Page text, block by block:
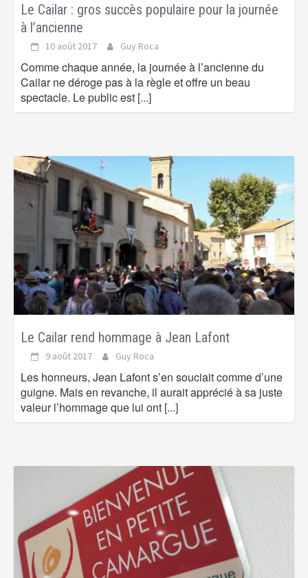
Le Cailar : gros succès populaire pour la journée
à l’ancienne
10 août 2017 Guy Roca
Comme chaque année, la journée à l’ancienne du
Cailar ne déroge pas à la règle et offre un beau
spectacle. Le public est [...]
Le Cailar rend hommage à Jean Lafont
9 août 2017 Guy Roca
Les honneurs, Jean Lafont s’en souciait comme d’une
guigne. Mais en revanche, il aurait apprécié à sa juste
valeur l’hommage que lui ont [...]